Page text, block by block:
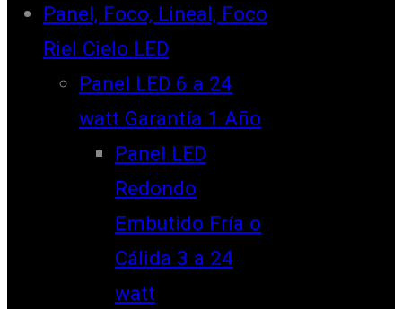
Panel, Foco, Lineal, Foco
Riel Cielo LED
Panel LED 6 a 24
watt Garantía 1 Año
Panel LED
Redondo
Embutido Fría o
Cálida 3 a 24
watt